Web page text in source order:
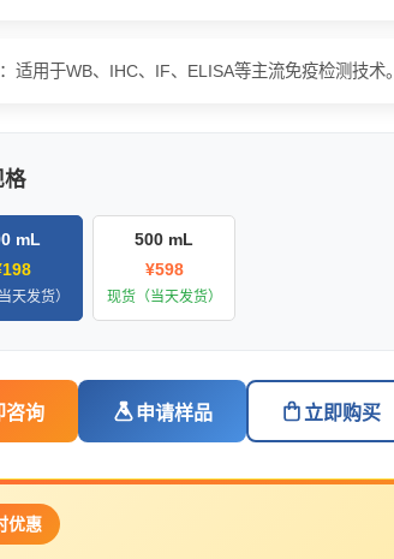
适用于WB、IHC、IF、ELISA等主流免疫检测技术。
格
mL
天发货）
500 mL
¥598
现货（当天发货）
咨询 申请样品 立即购买
优惠